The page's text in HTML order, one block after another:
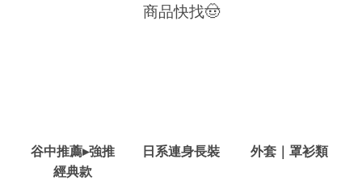
商品快找🤠
谷中推薦▸強推
經典款
日系連身長裝 外套｜罩衫類